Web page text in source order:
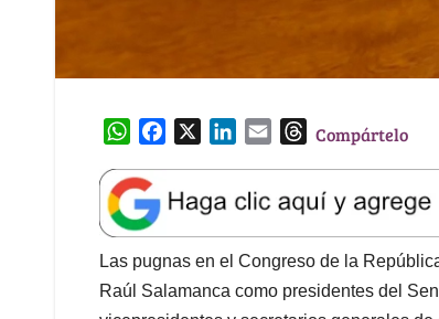
W
a
t
s
A
p
e
b
o
o
k
e
d
I
l
T
e
a
d
s
Compártelo
Las pugnas en el Congreso de la
Raúl Salamanca como presidentes del